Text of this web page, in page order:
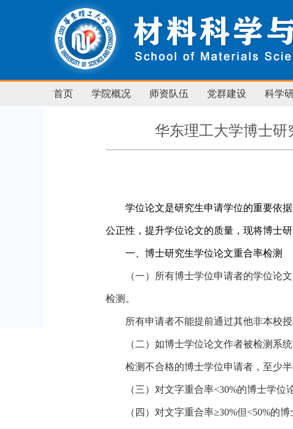
首页 学院概况 师资队伍 党群建设 科学
华东理工大学博士
学位论文是研究生申请学位的重要依
公正性，提升学位论文的质量，现将博士
一、博士研究生学位论文重合率检测
（一）所有博士学位申请者的学位论
检测。
所有申请者不能提前通过其他非本校授
（二）如博士学位论文作者被检测系
检测不合格的博士学位申请者，至少
（三）对文字重合率<30%的博士学位
（四）对文字重合率≥30%但<50%的博